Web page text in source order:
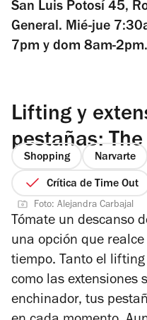
San Luis Potosí 45,
General. Mié-jue
7pm y dom 8am-
Lifting y
pestañas:
Shopping Narvarte
Crítica de Time Out
Foto: Alejandra Carbajal
Tómate un descanso
una opción que
tiempo. Tanto el
como las extensiones
enchinador, tus